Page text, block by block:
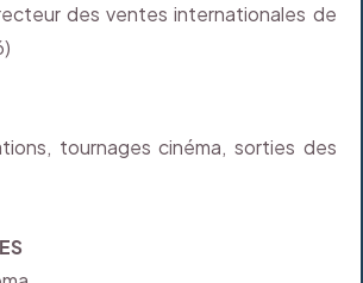
des ventes internationales de
tournages cinéma, sorties des